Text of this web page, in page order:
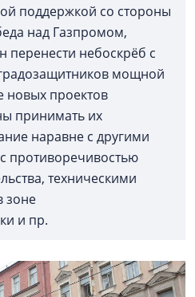
поддержкой со стороны
над Газпромом,
небоскрёб с
мощной
новых проектов
принимать их
наравне с другими
противоречивостью
техническими
зоне
и пр.